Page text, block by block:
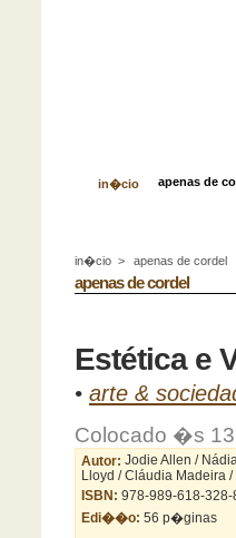
in�cio apenas de
in�cio > apenas de cordel
apenas de cordel
Estética e
• arte &
Colocado �s
Autor: Jodie Allen /
Lloyd / Cláudia Madeira
ISBN: 978-989-618-328-
Edi��o: 56 p�ginas